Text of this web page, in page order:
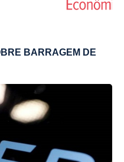
BARRAGEM DE